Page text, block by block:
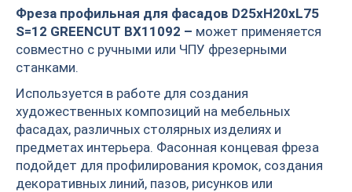
Фреза профильная для фасадов D25xH20xL75
S=12 GREENCUT BX11092 – может применяется
совместно с ручными или ЧПУ фрезерными
станками.
Используется в работе для создания
художественных композиций на мебельных
фасадах, различных столярных изделиях и
предметах интерьера. Фасонная концевая фреза
подойдет для профилирования кромок, создания
декоративных линий, пазов, рисунков или